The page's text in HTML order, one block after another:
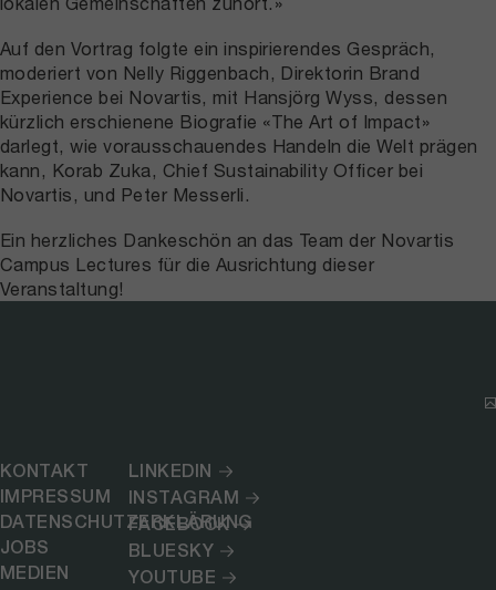
Auf den Vortrag folgte ein inspirierendes Gespräch,
moderiert von Nelly Riggenbach, Direktorin Brand
Experience bei Novartis, mit Hansjörg Wyss, dessen
kürzlich erschienene Biografie «The Art of Impact»
darlegt, wie vorausschauendes Handeln die Welt prägen
kann, Korab Zuka, Chief Sustainability Officer bei
Novartis, und Peter Messerli.
Ein herzliches Dankeschön an das Team der Novartis
Campus Lectures für die Ausrichtung dieser
Veranstaltung!
KONTAKT
IMPRESSUM
DATENSCHUTZERKLÄRUNG
JOBS
MEDIEN
LINKEDIN
INSTAGRAM
FACEBOOK
BLUESKY
YOUTUBE